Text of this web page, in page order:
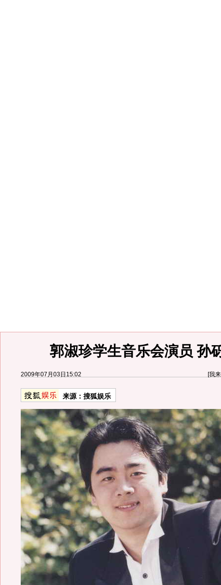
郭淑珍学生音乐会演员 孙
2009年07月03日15:02 [我
来源： 搜狐娱乐